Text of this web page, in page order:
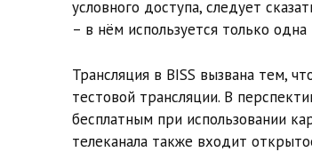
условного доступа, следует
– в нём используется только
Трансляция в BISS вызвана тем,
тестовой трансляции. В
бесплатным при использовании
телеканала также входит